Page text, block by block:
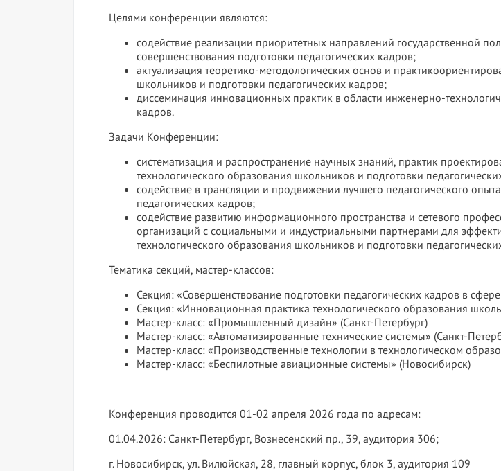
Целями конференции являются:
содействие реализации приоритетных направлений государственной
совершенствования подготовки педагогических кадров;
актуализация теоретико-методологических основ и
школьников и подготовки педагогических кадров;
диссеминация инновационных практик в области инженерно-
кадров.
Задачи Конференции:
систематизация и распространение научных знаний, практик
технологического образования школьников и подготовки
содействие в трансляции и продвижении лучшего педагогического
педагогических кадров;
содействие развитию информационного пространства и сетевого
организаций с социальными и индустриальными партнерами для
технологического образования школьников и подготовки
Тематика секций, мастер-классов:
Секция: «Совершенствование подготовки педагогических кадров в
Секция: «Инновационная практика технологического образования
Мастер-класс: «Промышленный дизайн» (Санкт-Петербург)
Мастер-класс: «Автоматизированные технические системы» (Санкт-
Мастер-класс: «Производственные технологии в технологическом
Мастер-класс: «Беспилотные авиационные системы» (Новосибирск)
Конференция проводится 01-02 апреля 2026 года по адресам:
01.04.2026: Санкт-Петербург, Вознесенский пр., 39, аудитория 306;
г. Новосибирск, ул. Вилюйская, 28, главный корпус, блок 3, аудитория 109